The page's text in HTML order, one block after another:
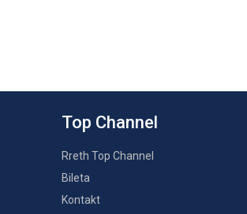
Top Channel
Rreth Top Channel
Bileta
Kontakt